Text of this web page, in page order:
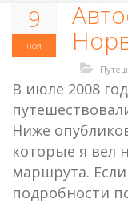
9
ноя
В июле 2008
Ниже
которые я вел
маршрута.
подробности